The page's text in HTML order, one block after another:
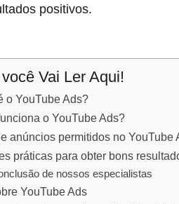
positivos.
Vai Ler Aqui!
o YouTube Ads?
o YouTube Ads?
anúncios permitidos no YouTube
práticas para obter bons
de nossos especialistas
YouTube Ads